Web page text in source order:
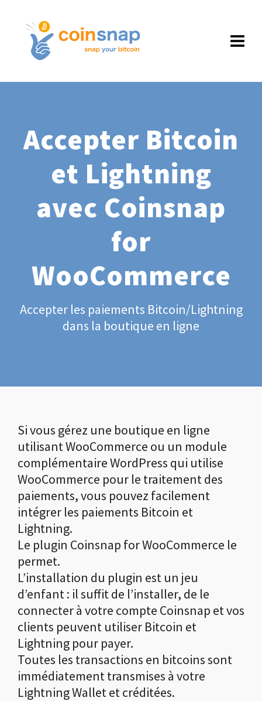
Accepter Bitcoin
et Lightning
avec Coinsnap
for
WooCommerce
Accepter les paiements Bitcoin/Lightning
dans la boutique en ligne
Si vous gérez une boutique en ligne
utilisant WooCommerce ou un module
complémentaire WordPress qui utilise
WooCommerce pour le traitement des
paiements, vous pouvez facilement
intégrer les paiements Bitcoin et
Lightning.
Le plugin Coinsnap for WooCommerce le
permet.
L’installation du plugin est un jeu
d’enfant : il suffit de l’installer, de le
connecter à votre compte Coinsnap et vos
clients peuvent utiliser Bitcoin et
Lightning pour payer.
Toutes les transactions en bitcoins sont
immédiatement transmises à votre
Lightning Wallet et créditées.